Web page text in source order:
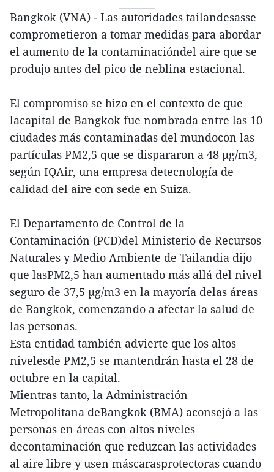
Bangkok (VNA) - Las autoridades tailandesasse
comprometieron a tomar medidas para abordar
el aumento de la contaminacióndel aire que se
produjo antes del pico de neblina estacional.
El compromiso se hizo en el contexto de que
lacapital de Bangkok fue nombrada entre las 10
ciudades más contaminadas del mundocon las
partículas PM2,5 que se dispararon a 48 μg/m3,
según IQAir, una empresa detecnología de
calidad del aire con sede en Suiza.
El Departamento de Control de la
Contaminación (PCD)del Ministerio de Recursos
Naturales y Medio Ambiente de Tailandia dijo
que lasPM2,5 han aumentado más allá del nivel
seguro de 37,5 μg/m3 en la mayoría delas áreas
de Bangkok, comenzando a afectar la salud de
las personas.
Esta entidad también advierte que los altos
nivelesde PM2,5 se mantendrán hasta el 28 de
octubre en la capital.
Mientras tanto, la Administración
Metropolitana deBangkok (BMA) aconsejó a las
personas en áreas con altos niveles
decontaminación que reduzcan las actividades
al aire libre y usen máscarasprotectoras cuando